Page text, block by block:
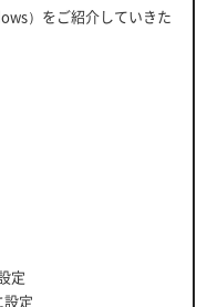
）をご紹介していきた
定
設定